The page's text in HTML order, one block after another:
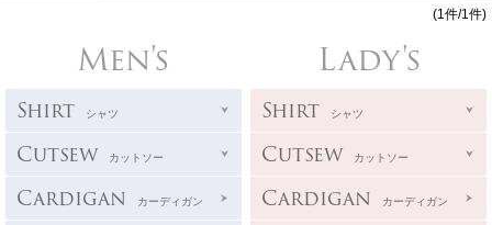
(1件/1件)
Men's
Shirt シャツ
Cutsew カットソー
Cardigan カーディガン
Lady's
Shirt シャツ
Cutsew カットソー
Cardigan カーディガン